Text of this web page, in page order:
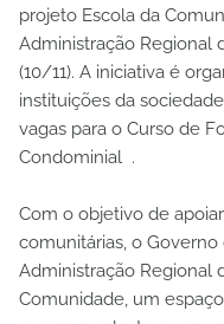
projeto Escola da
Administração Regional
(10/11). A iniciativa é
instituições da
vagas para o Curso de
Condominial .
Com o objetivo de
comunitárias, o
Administração Regional
Comunidade, um